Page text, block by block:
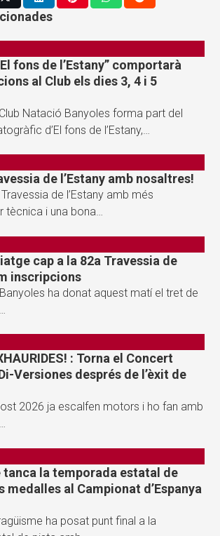
fons de l’Estany” comportarà
al Club els dies 3, 4 i 5
Natació Banyoles forma part del
d’El fons de l’Estany,…
de l’Estany amb nosaltres!
de l’Estany amb més
tècnica i una bona…
cap a la 82a Travessia de
inscripcions
ha donat aquest matí el tret de
: Torna el Concert
Versiones després de l’èxit de
2026 ja escalfen motors i ho fan amb
tanca la temporada estatal de
medalles al Campionat d’Espanya
ha posat punt final a la